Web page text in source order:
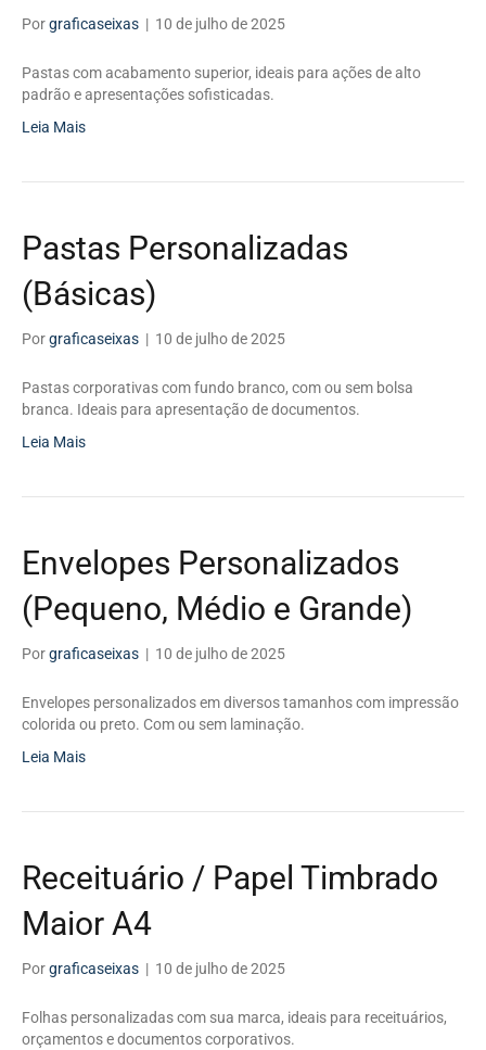
Porgraficaseixas | 10 de julho de 2025
Pastas com acabamento superior, ideais para ações de alto
padrão e apresentações sofisticadas.
Leia Mais
Pastas Personalizadas
(Básicas)
Porgraficaseixas | 10 de julho de 2025
Pastas corporativas com fundo branco, com ou sem bolsa
branca. Ideais para apresentação de documentos.
Leia Mais
Envelopes Personalizados
(Pequeno, Médio e Grande)
Porgraficaseixas | 10 de julho de 2025
Envelopes personalizados em diversos tamanhos com impressão
colorida ou preto. Com ou sem laminação.
Leia Mais
Receituário / Papel Timbrado
Maior A4
Porgraficaseixas | 10 de julho de 2025
Folhas personalizadas com sua marca, ideais para receituários,
orçamentos e documentos corporativos.